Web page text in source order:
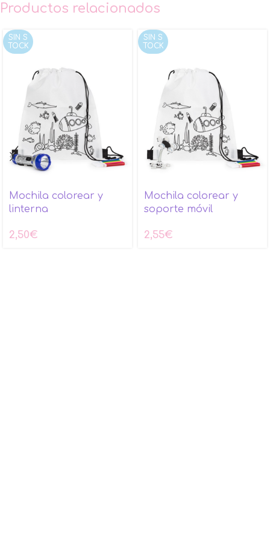
Productos relacionados
SIN S
TOCK
Mochila colorear y
linterna
2,50€
SIN S
TOCK
Mochila colorear y
soporte móvil
2,55€